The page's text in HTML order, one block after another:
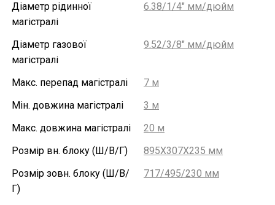
Діаметр рідинної
магістралі
6.38/1/4" мм/дюйм
Діаметр газової
магістралі
9.52/3/8" мм/дюйм
Макс. перепад магістралі
7 м
Мін. довжина магістралі
3 м
Макс. довжина магістралі
20 м
Розмір вн. блоку (Ш/В/Г)
895X307X235 мм
Розмір зовн. блоку (Ш/В/
Г)
717/495/230 мм